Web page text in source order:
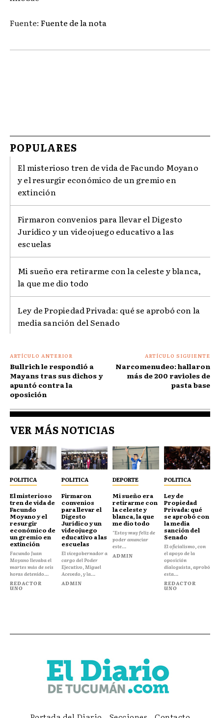
Fuente: Fuente de la nota
POPULARES
El misterioso tren de vida de Facundo Moyano
y el resurgir económico de un gremio en
extinción
Firmaron convenios para llevar el Digesto
Jurídico y un videojuego educativo a las
escuelas
Mi sueño era retirarme con la celeste y blanca,
la que me dio todo
Ley de Propiedad Privada: qué se aprobó con la
media sanción del Senado
ARTÍCULO ANTERIOR
Bullrich le respondió a
Mayans tras sus dichos y
apuntó contra la
oposición
ARTÍCULO SIGUIENTE
Narcomenudeo: hallaron
más de 200 ravioles de
pasta base
VER MÁS NOTICIAS
POLITICA
El misterioso
tren de vida de
Facundo
Moyano y el
resurgir
económico de
un gremio en
extinción
Facundo Juan
Moyano llevaba el
martes más de seis
horas detenido...
REDACTOR
UNO
POLITICA
Firmaron
convenios
para llevar el
Digesto
Jurídico y un
videojuego
educativo a las
escuelas
El vicegobernador a
cargo del Poder
Ejecutivo, Miguel
Acevedo, y la...
ADMIN
DEPORTE
Mi sueño era
retirarme con
la celeste y
blanca, la que
me dio todo
"Estoy muy feliz de
poder anunciar
este...
ADMIN
POLITICA
Ley de
Propiedad
Privada: qué
se aprobó con
la media
sanción del
Senado
El oficialismo, con
el apoyo de la
oposición
dialoguista, aprobó
esta...
REDACTOR
UNO